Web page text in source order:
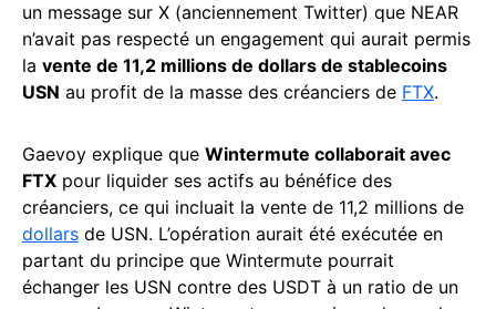
un message sur X (anciennement Twitter) que NEAR
n’avait pas respecté un engagement qui aurait permis
la vente de 11,2 millions de dollars de stablecoins
USN au profit de la masse des créanciers de FTX.
Gaevoy explique que Wintermute collaborait avec
FTX pour liquider ses actifs au bénéfice des
créanciers, ce qui incluait la vente de 11,2 millions de
dollars de USN. L’opération aurait été exécutée en
partant du principe que Wintermute pourrait
échanger les USN contre des USDT à un ratio de un